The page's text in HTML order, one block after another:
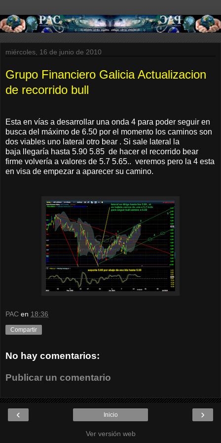
miércoles, 16 de junio de 2010
Grupo Financiero Galicia Actualizacion
de recorrido bull
Esta en vías a desarrollar una onda 4 para poder seguir en
busca del máximo de 6.50 por el momento los caminos son
dos viables uno lateral otro bear . Si sale lateral la
baja llegaría hasta 5.90 5.85 de hacer el recorrido bear
firme volvería a valores de 5.7 5.65.. veremos pero la 4 esta
en visa de empezar a aparecer su camino.
PAC en 18:36
Compartir
No hay comentarios:
Publicar un comentario
‹ ›
Inicio
Ver versión web